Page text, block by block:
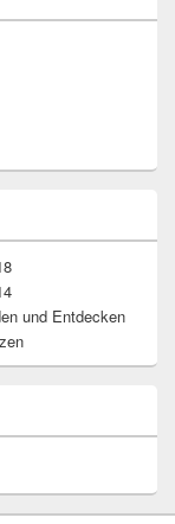
und Entdecken